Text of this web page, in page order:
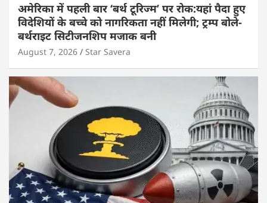
अमेरिका में पहली बार ‘बर्थ टूरिज्म’ पर रोक:यहां पैदा हुए
विदेशियों के बच्चे को नागरिकता नहीं मिलेगी; ट्रम्प बोले-
बर्थराइट सिटीजनशिप मजाक बनी
August 7, 2026 Star Savera